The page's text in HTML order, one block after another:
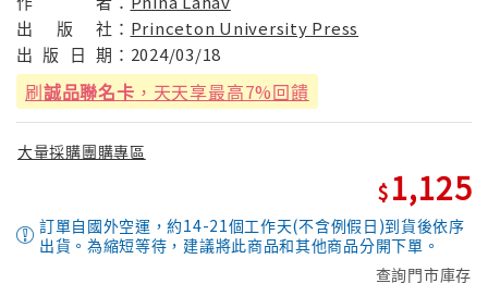
出
版 社： Princeton University Press
出 版 日 期： 2024/03/18
刷誠品聯名卡 ，天天享最高7%回饋
大量採購團購專區
1,125
訂單自國外空運，約14-21個工作天(不含例假日)到貨後依序
出貨。為縮短等待，建議將此商品和其他商品分開下單。
查詢門市庫存